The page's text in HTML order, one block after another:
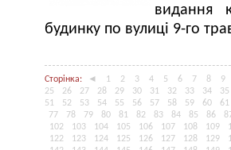
видання
будинку по вулиці 9-го
Сторінка: ◄ 1 2 3 4 5 6 7 8
9
25
26 27 28 29 30 31 32 33 34
35
51
52 53 54 55 56 57 58 59 60
61
77
78 79 80 81 82 83 84 85 86
102
103 104 105 106 107 108 109
122
123 124 125 126 127 128 129